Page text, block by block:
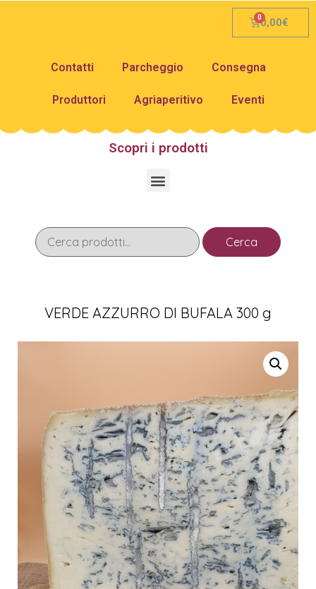
0,00€
Contatti Parcheggio Consegna
Produttori Agriaperitivo Eventi
Scopri i prodotti
Cerca
VERDE AZZURRO DI BUFALA 300 g